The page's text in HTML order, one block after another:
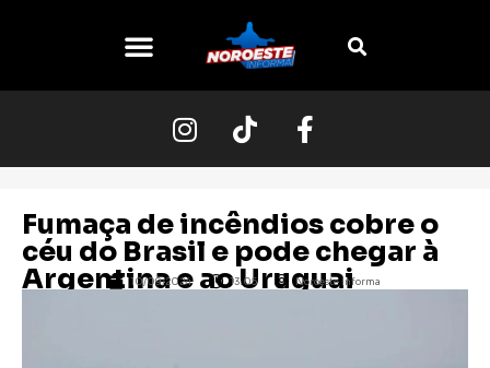
Fumaça de incêndios cobre o
céu do Brasil e pode chegar à
Argentina e ao Uruguai
10/09/2024 13:05 Noroeste Informa